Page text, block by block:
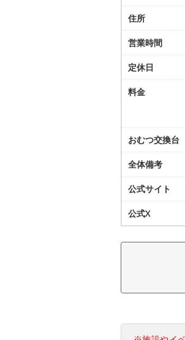
住所
営業時間
定休日
料金
おむつ交換台
全体備考
公式サイト
公式X